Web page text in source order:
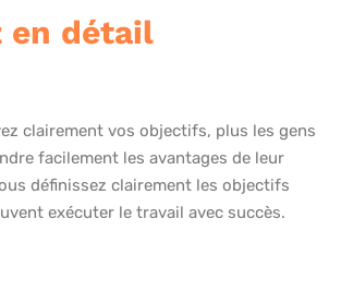
en détail
clairement vos objectifs, plus les gens
facilement les avantages de leur
définissez clairement les objectifs
exécuter le travail avec succès.